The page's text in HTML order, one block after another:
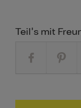
Teil's mit